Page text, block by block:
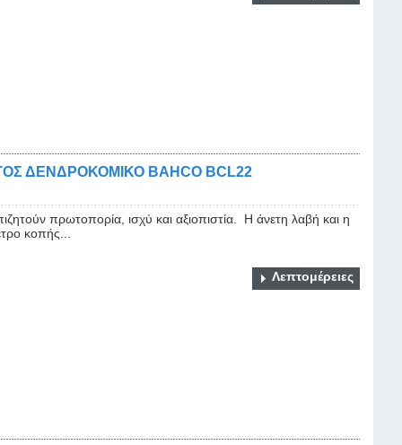
ΔΕΝΔΡΟΚΟΜΙΚΟ BAHCO BCL22
πρωτοπορία, ισχύ και αξιοπιστία. Η άνετη λαβή και η
κοπής...
Λεπτομέρειες